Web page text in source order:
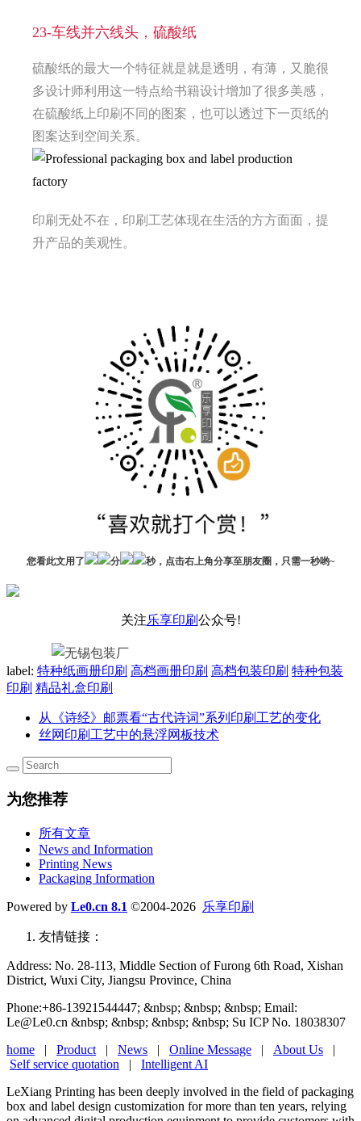
23-车线并六线头，硫酸纸
硫酸纸的最大一个特征就是就是透明，有薄，又脆很
多设计师利用这一特点给书籍设计增加了很多美感，
在硫酸纸上印刷不同的图案，也可以透过下一页纸的
图案达到空间关系。
印刷无处不在，印刷工艺体现在生活的方方面面，提
升产品的美观性。
您看此文用了 分 秒，点击右上角分享至朋友圈，只需一秒哟~
关注乐享印刷公众号!
label: 特种纸画册印刷 高档画册印刷 高档包装印刷 特种包装
印刷 精品礼盒印刷
从《诗经》邮票看“古代诗词”系列印刷工艺的变化
丝网印刷工艺中的悬浮网板技术
为您推荐
所有文章
News and Information
Printing News
Packaging Information
Powered by Le0.cn 8.1 ©2004-2026 乐享印刷
友情链接：
Address: No. 28-113, Middle Section of Furong 6th Road, Xishan
District, Wuxi City, Jiangsu Province, China
Phone:+86-13921544447; &nbsp; &nbsp; &nbsp; Email:
Le@Le0.cn &nbsp; &nbsp; &nbsp; &nbsp; Su ICP No. 18038307
home | Product | News | Online Message | About Us |
Self service quotation | Intelligent AI
LeXiang Printing has been deeply involved in the field of packaging
box and label design customization for more than ten years, relying